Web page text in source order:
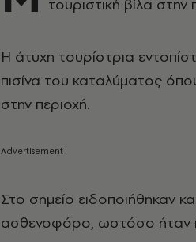
τουριστική βίλα
Η άτυχη τουρίστρια
πισίνα του καταλύματος
στην περιοχή.
Στο σημείο ειδοποιήθηκαν
ασθενοφόρο, ωστόσο ήταν